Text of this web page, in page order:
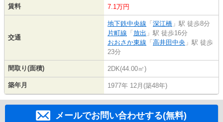
賃料 7.1万円
交通
地下鉄中央線 「 深江橋 」駅 徒歩8分
片町線 「 放出 」駅 徒歩16分
おおさか東線 「 高井田中央 」駅 徒歩
23分
間取り(面積) 2DK(44.00㎡)
築年月 1977年 12月(築48年)
メールでお問い合わせする(無料)